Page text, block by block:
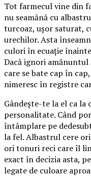
Tot farmecul vine din
nu seamănă cu
turcoaz, ușor saturat,
urechilor. Asta
culori în ecuație
Dacă ignori
care se bate cap în
nimeresc în registre
Gândește-te la el ca la
personalitate. Când
întâmplare pe
la fel. Albastrul cere
ori tonuri reci care îl
exact în decizia asta,
legate de culoare